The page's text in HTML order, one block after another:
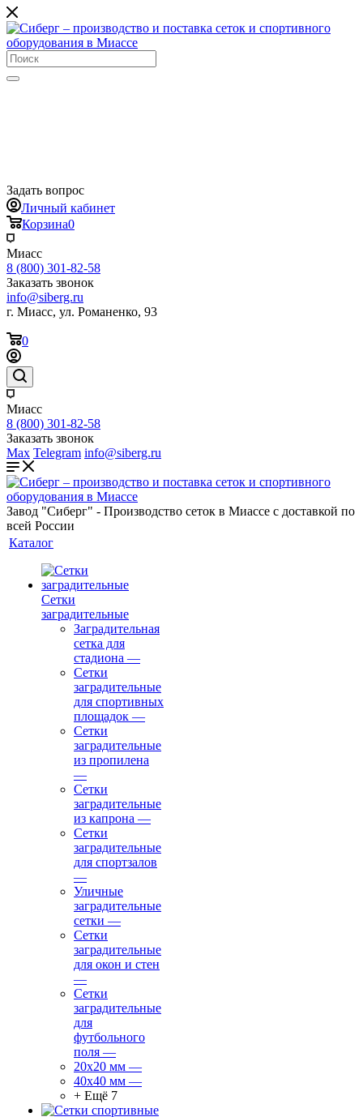
Задать вопрос
Личный кабинет
Корзина0
Миасс
8 (800) 301-82-58
Заказать звонок
info@siberg.ru
г. Миасс, ул. Романенко, 93
0
Миасс
8 (800) 301-82-58
Заказать звонок
Max Telegram info@siberg.ru
Завод "Сиберг" - Производство сеток в Миассе с доставкой по
всей России
Каталог
Сетки
заградительные
Заградительная
сетка для
стадиона —
Сетки
заградительные
для спортивных
площадок —
Сетки
заградительные
из пропилена
—
Сетки
заградительные
из капрона —
Сетки
заградительные
для спортзалов
—
Уличные
заградительные
сетки —
Сетки
заградительные
для окон и стен
—
Сетки
заградительные
для
футбольного
поля —
20х20 мм —
40х40 мм —
+ Ещё 7